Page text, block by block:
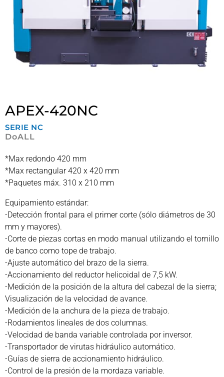
APEX-420NC
SERIE NC
DoALL
*Max redondo 420 mm
*Max rectangular 420 x 420 mm
*Paquetes máx. 310 x 210 mm
Equipamiento estándar:
-Detección frontal para el primer corte (sólo diámetros de 30
mm y mayores).
-Corte de piezas cortas en modo manual utilizando el tornillo
de banco como tope de trabajo.
-Ajuste automático del brazo de la sierra.
-Accionamiento del reductor helicoidal de 7,5 kW.
-Medición de la posición de la altura del cabezal de la sierra;
Visualización de la velocidad de avance.
-Medición de la anchura de la pieza de trabajo.
-Rodamientos lineales de dos columnas.
-Velocidad de banda variable controlada por inversor.
-Transportador de virutas hidráulico automático.
-Guías de sierra de accionamiento hidráulico.
-Control de la presión de la mordaza variable.